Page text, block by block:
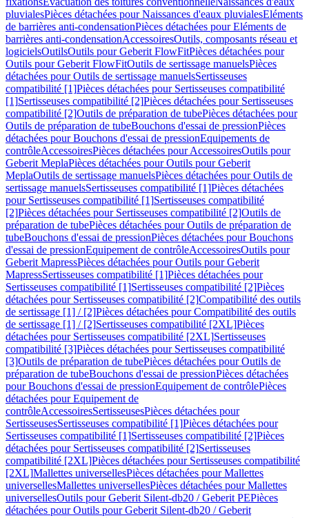
pluvialesPièces détachées pour Naissances d'eaux pluvialesEléments
de barrières anti-condensationPièces détachées pour Eléments de
barrières anti-condensationAccessoiresOutils, composants réseau et
logicielsOutilsOutils pour Geberit FlowFitPièces détachées pour
Outils pour Geberit FlowFitOutils de sertissage manuelsPièces
détachées pour Outils de sertissage manuelsSertisseuses
compatibilité [1]Pièces détachées pour Sertisseuses compatibilité
[1]Sertisseuses compatibilité [2]Pièces détachées pour Sertisseuses
compatibilité [2]Outils de préparation de tubePièces détachées pour
Outils de préparation de tubeBouchons d'essai de pressionPièces
détachées pour Bouchons d'essai de pressionEquipements de
contrôleAccessoiresPièces détachées pour AccessoiresOutils pour
Geberit MeplaPièces détachées pour Outils pour Geberit
MeplaOutils de sertissage manuelsPièces détachées pour Outils de
sertissage manuelsSertisseuses compatibilité [1]Pièces détachées
pour Sertisseuses compatibilité [1]Sertisseuses compatibilité
[2]Pièces détachées pour Sertisseuses compatibilité [2]Outils de
préparation de tubePièces détachées pour Outils de préparation de
tubeBouchons d'essai de pressionPièces détachées pour Bouchons
d'essai de pressionEquipement de contrôleAccessoiresOutils pour
Geberit MapressPièces détachées pour Outils pour Geberit
MapressSertisseuses compatibilité [1]Pièces détachées pour
Sertisseuses compatibilité [1]Sertisseuses compatibilité [2]Pièces
détachées pour Sertisseuses compatibilité [2]Compatibilité des outils
de sertissage [1] / [2]Pièces détachées pour Compatibilité des outils
de sertissage [1] / [2]Sertisseuses compatibilité [2XL]Pièces
détachées pour Sertisseuses compatibilité [2XL]Sertisseuses
compatibilité [3]Pièces détachées pour Sertisseuses compatibilité
[3]Outils de préparation de tubePièces détachées pour Outils de
préparation de tubeBouchons d'essai de pressionPièces détachées
pour Bouchons d'essai de pressionEquipement de contrôlePièces
détachées pour Equipement de
contrôleAccessoiresSertisseusesPièces détachées pour
SertisseusesSertisseuses compatibilité [1]Pièces détachées pour
Sertisseuses compatibilité [1]Sertisseuses compatibilité [2]Pièces
détachées pour Sertisseuses compatibilité [2]Sertisseuses
compatibilité [2XL]Pièces détachées pour Sertisseuses compatibilité
[2XL]Mallettes universellesPièces détachées pour Mallettes
universellesMallettes universellesPièces détachées pour Mallettes
universellesOutils pour Geberit Silent-db20 / Geberit PEPièces
détachées pour Outils pour Geberit Silent-db20 / Geberit